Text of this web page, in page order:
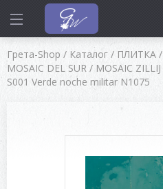
Грета-Shop / Каталог / ПЛИТКА /
MOSAIC DEL SUR / MOSAIC ZILLIJ
S001 Verde noche militar N1075